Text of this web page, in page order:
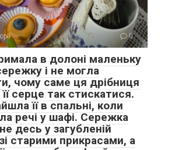
0
в долоні маленьку
і не могла
чому саме ця дрібниця
серце так стискатися.
її в спальні, коли
речі у шафі. Сережка
десь у загубленій
старими прикрасами, а